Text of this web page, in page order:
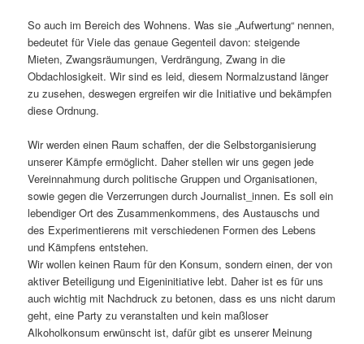
So auch im Bereich des Wohnens. Was sie „Aufwertung“ nennen,
bedeutet für Viele das genaue Gegenteil davon: steigende
Mieten, Zwangsräumungen, Verdrängung, Zwang in die
Obdachlosigkeit. Wir sind es leid, diesem Normalzustand länger
zu zusehen, deswegen ergreifen wir die Initiative und bekämpfen
diese Ordnung.
Wir werden einen Raum schaffen, der die Selbstorganisierung
unserer Kämpfe ermöglicht. Daher stellen wir uns gegen jede
Vereinnahmung durch politische Gruppen und Organisationen,
sowie gegen die Verzerrungen durch Journalist_innen. Es soll ein
lebendiger Ort des Zusammenkommens, des Austauschs und
des Experimentierens mit verschiedenen Formen des Lebens
und Kämpfens entstehen.
Wir wollen keinen Raum für den Konsum, sondern einen, der von
aktiver Beteiligung und Eigeninitiative lebt. Daher ist es für uns
auch wichtig mit Nachdruck zu betonen, dass es uns nicht darum
geht, eine Party zu veranstalten und kein maßloser
Alkoholkonsum erwünscht ist, dafür gibt es unserer Meinung